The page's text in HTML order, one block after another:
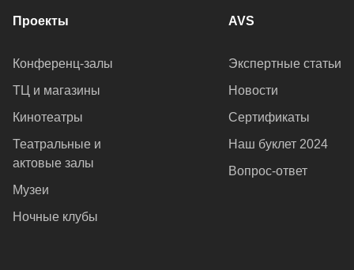
Проекты
Конференц-залы
ТЦ и магазины
Кинотеатры
Театральные и
актовые залы
Музеи
Ночные клубы
AVS
Экспертные статьи
Новости
Сертификаты
Наш буклет 2024
Вопрос-ответ